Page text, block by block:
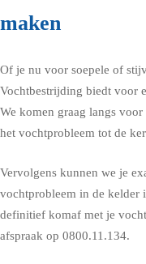
maken
Of je nu voor soepele of
Vochtbestrijding biedt voor
We komen graag langs
het vochtprobleem tot de
Vervolgens kunnen we je
vochtprobleem in de kelder
definitief komaf met je
afspraak op 0800.11.134.